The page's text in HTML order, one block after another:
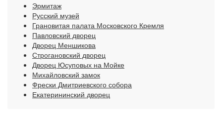
Эрмитаж
Русский музей
Грановитая палата Московского Кремля
Павловский дворец
Дворец Меншикова
Строгановский дворец
Дворец Юсуповых на Мойке
Михайловский замок
Фрески Дмитриевского собора
Екатерининский дворец